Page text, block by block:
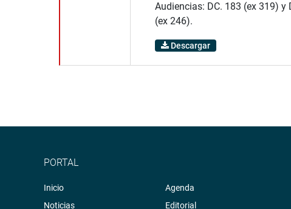
Audiencias: DC. 183 (ex 319) y
(ex 246).
Descargar
PORTAL
Inicio
Noticias
Agenda
Editorial